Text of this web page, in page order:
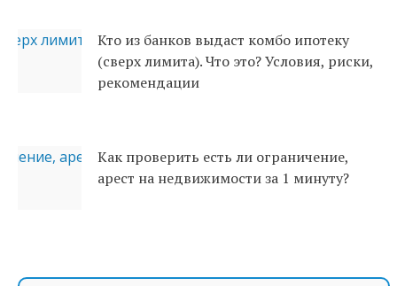
Кто из банков выдаст комбо ипотеку
(сверх лимита). Что это? Условия, риски,
рекомендации
Как проверить есть ли ограничение,
арест на недвижимости за 1 минуту?